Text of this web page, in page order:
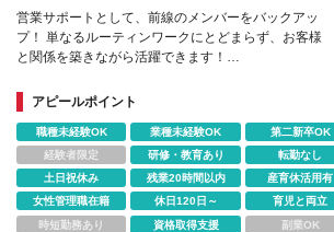
営業サポートとして、前線のメンバーをバックアッ
プ！ 単なるルーティンワークにとどまらず、お客様
と関係を築きながら活躍できます！
＃土日祝休み ＃残業少なめ ＃賞与5カ月以上
アピールポイント
職種未経験OK 業種未経験OK 第二新卒OK
経験者限定
研修・教育あり 転勤なし
土日祝休み
残業20時間以内 産育休活用有
女性管理職在籍
休日120日～ 育児と両立
時短勤務あり
資格取得支援 副業OK